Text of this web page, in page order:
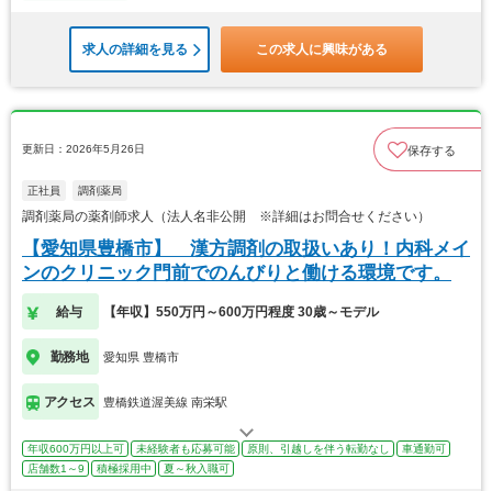
求人の詳細を見る この求人に興味がある
更新日：2026年5月26日 保存する
正社員 調剤薬局
調剤薬局の薬剤師求人（法人名非公開 ※詳細はお問合せください）
【愛知県豊橋市】 漢方調剤の取扱いあり！内科メイ
ンのクリニック門前でのんびりと働ける環境です。
給与 【年収】550万円～600万円程度 30歳～モデル
勤務地 愛知県 豊橋市
アクセス 豊橋鉄道渥美線 南栄駅
年収600万円以上可 未経験者も応募可能 原則、引越しを伴う転勤なし
車通勤可
店舗数1～9
積極採用中 夏～秋入職可